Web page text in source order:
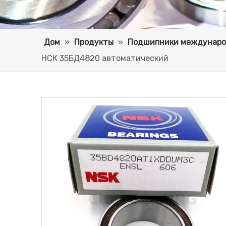
Дом » Продукты » Подшипники
НСК 35БД4820 автоматический